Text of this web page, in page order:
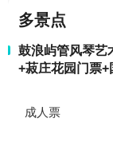
多景点
鼓浪屿管风琴艺
+菽庄花园门票
成人票